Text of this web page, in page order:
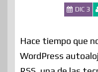
DIC 3
Hace tiempo que
WordPress